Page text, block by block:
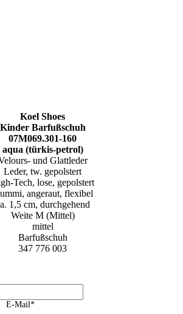
Koel Shoes
Kinder Barfußschuh
07M069.301-160
aqua (türkis-petrol)
und Glattleder
Leder, tw. gepolstert
Tech, lose, gepolstert
angeraut, flexibel
1,5 cm, durchgehend
Weite M (Mittel)
mittel
Barfußschuh
347 776 003
E-Mail*